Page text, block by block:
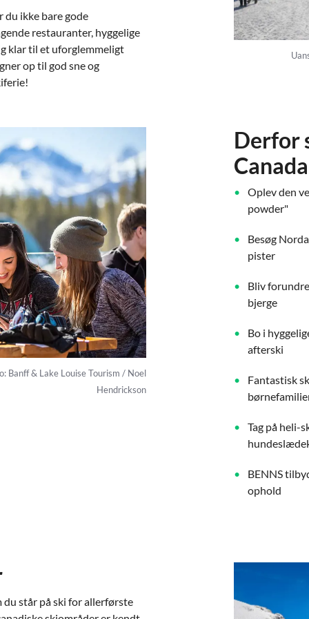
du ikke bare gode
restauranter, hyggelige
klar til et uforglemmeligt
op til god sne og
Banff & Lake Louise Tourism / Noel
Hendrickson
Derfor
Canada
Oplev den
powder"
Besøg
pister
Bliv
bjerge
Bo i
afterski
Fantastisk
Tag på heli-
BENNS
ophold
du står på ski for allerførste